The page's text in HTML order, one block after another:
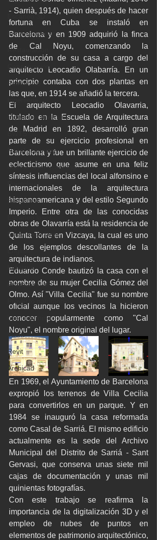
Escaneo 3D
Infraestructuras
Restauración
Conservación
Patrimonio
Ingenieria
Ingeniería Inversa
BWTS
Naval scanning
Marine laser scanning
Pointcloud
Barcelona
Escaneo laser
Escaneado láser
English
Industria
Proyecto BIM
Lser scanning
Yacht
Revit
Archicad
- Sarrià, 1914), quien después de hacer
fortuna en Cuba se instaló en
Barcelona y en 1909 adquirió la finca
de Cal Noyu, comenzando la
construcción de su casa a cargo del
arquitecto Leocadio Olabarría. En un
principio contaba con dos plantas en
las que, en 1914 se añadió la tercera.
El arquitecto Leocadio Olavarria,
titulado en la Escuela de Arquitectura
de Madrid en 1892, desarrolló gran
parte de su ejercicio profesional en
Barcelona y fue un brillante ejercicio de
eclecticismo que asume en una feliz
síntesis influencias del local alfonsino e
internacionales de la arquitectura
hispanoamericana y del estilo Segundo
Imperio. Entre otra de las conocidas
obras de Olavarría está la residencia de
Quinta Torre en Vizcaya, la cual es uno
de los ejemplos descollantes de la
arquitectura de indianos.
Eduardo Conde bautizó la casa con el
nombre de su mujer Cecilia Gómez del
Olmo. Así "Villa Cecilia" fue su nombre
oficial aunque los vecinos la hicieron
conocer popularmente como "Cal
Noyu", el nombre original del lugar.
En 1969, el Ayuntamiento de Barcelona
expropió los terrenos de Villa Cecilia
para convertirlos en un parque. Y en
1984 se inauguró la casa reformada
como Casal de Sarriá. El mismo edificio
actualmente es la sede del Archivo
Municipal del Distrito de Sarriá - Sant
Gervasi, que conserva unas siete mil
cajas de documentación y unas mil
quinientas fotografías.
Con este trabajo se reafirma la
importancia de la digitalización 3D y el
empleo de nubes de puntos en
elementos de patrimonio arquitectónico,